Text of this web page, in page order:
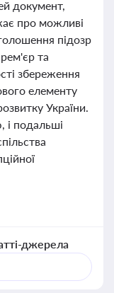
документ,
про можливі
підозр
та
збереження
елементу
України.
і подальші
джерела